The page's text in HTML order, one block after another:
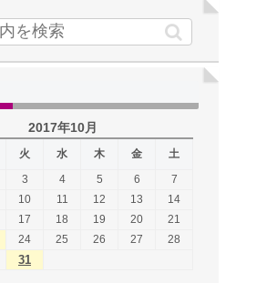
2017年10月
火 水 木 金
土
3 4 5 6
7
10 11 12 13
14
17 18 19 20
21
24 25 26 27
28
31